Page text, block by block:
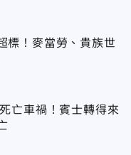
標！麥當勞、貴族世
亡車禍！賓士轉得來